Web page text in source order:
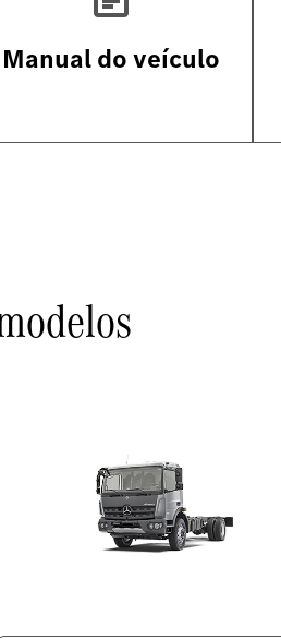
Manual do veículo